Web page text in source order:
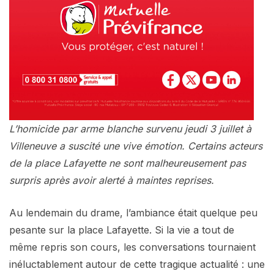
L’homicide par arme blanche survenu jeudi 3 juillet à
Villeneuve a suscité une vive émotion. Certains acteurs
de la place Lafayette ne sont malheureusement pas
surpris après avoir alerté à maintes reprises.
Au lendemain du drame, l’ambiance était quelque peu
pesante sur la place Lafayette. Si la vie a tout de
même repris son cours, les conversations tournaient
inéluctablement autour de cette tragique actualité : une